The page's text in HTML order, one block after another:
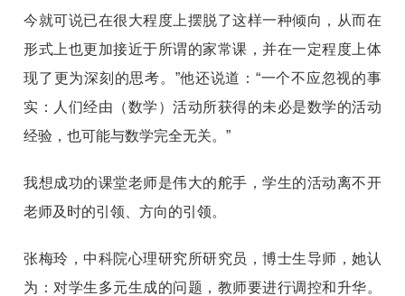
今就可说已在很大程度上摆脱了这样一种倾向，从而在
形式上也更加接近于所谓的家常课，并在一定程度上体
现了更为深刻的思考。”他还说道：“一个不应忽视的事
实：人们经由（数学）活动所获得的未必是数学的活动
经验，也可能与数学完全无关。”
我想成功的课堂老师是伟大的舵手，学生的活动离不开
老师及时的引领、方向的引领。
张梅玲，中科院心理研究所研究员，博士生导师，她认
为：对学生多元生成的问题，教师要进行调控和升华。